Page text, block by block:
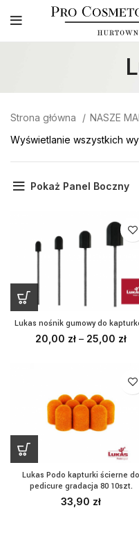
Strona główna NASZE
Wyświetlanie wszystkich
Pokaż Panel Boczny
Lukas nośnik gumowy do
20,00 zł – 25,00 zł
Lukas Podo kapturki ścierne do
pedicure gradacja 80 10szt.
33,90 zł